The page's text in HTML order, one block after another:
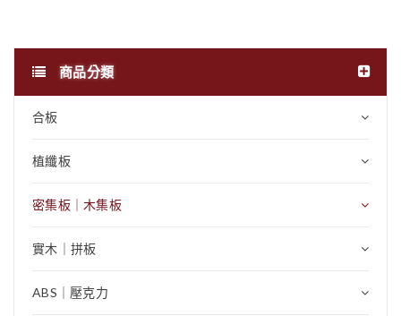
商品分類
合板
植纖板
密集板｜木集板
實木｜拼板
ABS｜壓克力